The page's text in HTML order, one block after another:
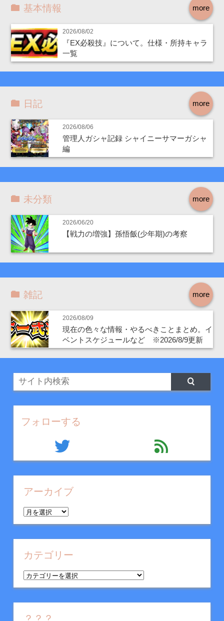
more
基本情報
2026/08/02
『EX必殺技』について。仕様・所持キャラ
一覧
more
日記
2026/08/06
管理人ガシャ記録 シャイニーサマーガシャ
編
more
未分類
2026/06/20
【戦力の増強】孫悟飯(少年期)の考察
more
雑記
2026/08/09
現在の色々な情報・やるべきことまとめ。イ
ベントスケジュールなど ※2026/8/9更新
フォローする
twitter feed
アーカイブ
ア
ー
カ
イ
カテゴリー
カ
テ
ゴ
リ
？？？